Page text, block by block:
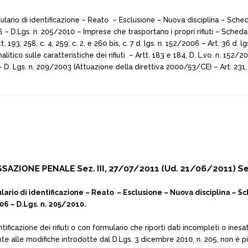
di identificazione – Reato – Esclusione – Nuova disciplina –
– D.Lgs. n. 205/2010 – Imprese che trasportano i propri rifiuti –
258, c. 4, 259, c. 2, e 260 bis, c. 7 d. lgs. n. 152/2006 – Art. 36 d.
sulle caratteristiche dei rifiuti – Artt. 183 e 184, D. L.vo. n. 152/
Lgs. n. 209/2003 (Attuazione della direttiva 2000/53/CE) – Art. 231,
PENALE Sez. III, 27/07/2011 (Ud. 21/06/2011)
di identificazione – Reato – Esclusione – Nuova disciplina –
– D.Lgs. n. 205/2010.
dei rifiuti o con formulario che riporti dati incompleti o
alle modifiche introdotte dal D.Lgs. 3 dicembre 2010, n. 205, non